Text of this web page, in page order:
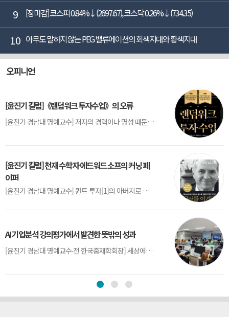
9 [장마감] 코스피 0.84%↓(2697.67), 코스닥 0.26%↓(734.35)
10 아무도 말하지 않는 PEG 밸류에이션의 회색지대와 황색지대
오피니언
[윤진기 칼럼]《랜덤워크 투자수업》의 오류
[윤진기 경남대 명예교수] 저자의 경력이나 명성 때문인지 2020년에 번역 출판된 《랜덤워크 투자수업》(A Random Walk Down Wall Street) 12판은 표지부터가 거창하다. ‘45년간 12번 개정하며 철저히 검증한 투자서’, ‘전문가 부럽지 않은 투자 감각을 길러주는 위대한 투자지침서’ 라는 은빛 광고문구로 독자를 유혹한다.[1] 출판 50주...
[윤진기 칼럼] 천재 수학자 에드워드 소프의 커닝 페
이퍼
[윤진기 경남대 명예교수] 퀀트 투자[1]의 아버지로 불리는 에드워드 소프(Edward O. Thorp)는 수학계에서 천재로 알려진 인물이다. 그는 수학자이지만, 투자 업계에도 여러 가지 흥미로운 일화를 남겼다.수학을 이용하여 카지노를 이길 수 있는지가 궁금했던 그는 동료 교수가 소개해 준 블랙잭(Blackjack) 전략의 핵심을 손바닥 크기의 종이에 요...
AI 기업분석 강의평가에서 발견한 뜻밖의 성과
[윤진기 경남대 명예교수∙전 한국중재학회장] 세상에는 우연처럼 보이지만 인류의 진보를 이끌어낸 사건들이 있다. 영국의 알렉산더 플레밍(Alexander Fleming)이 곰팡이 핀 페트리 접시(Petri dish)를 버리지 않고[1] 관찰해 페니실린을 발견한 것은 그 대표적 사례다. 무심히 지나쳤다면 결코 없었을 혁신이었다.지난 7월 5일, 필자가 개발한 기업...